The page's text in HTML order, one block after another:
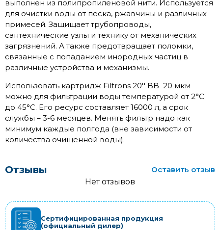
выполнен из полипропиленовой нити. Используется
для очистки воды от песка, ржавчины и различных
примесей. Защищает трубопроводы,
сантехнические узлы и технику от механических
загрязнений. А также предотвращает поломки,
связанные с попаданием инородных частиц в
различные устройства и механизмы.
Использовать картридж Filtrons 20'' BB 20 мкм
можно для фильтрации воды температурой от 2°С
до 45°С. Его ресурс составляет 16000 л, а срок
службы – 3-6 месяцев. Менять фильтр надо как
минимум каждые полгода (вне зависимости от
количества очищенной воды).
Отзывы
Оставить отзыв
Нет отзывов
Сертифицированная продукция
(официальный дилер)